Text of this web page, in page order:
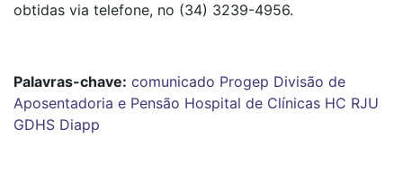
obtidas via telefone, no (34) 3239-4956.
Palavras-chave: comunicado Progep Divisão de
Aposentadoria e Pensão Hospital de Clínicas HC RJU
GDHS Diapp